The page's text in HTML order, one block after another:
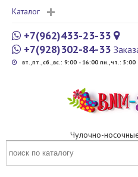
Каталог
+7(962)433-23-33
+7(928)302-84-33
вт.,пт.,сб.,вс.: 9:00 - 16:00 пн.,чт.: 5:00
Чулочно-